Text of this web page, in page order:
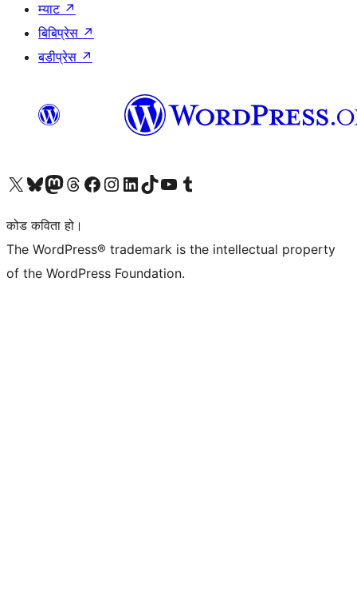
म्याट ↗
बिबिप्रेस ↗
बडीप्रेस ↗
हाम्रो X (पहिले ट्विटर) खातामा जानुहोस्
हाम्रो Bluesky खाता भ्रमण गर्नुहोस्
हाम्रो म्यास्टोडन खाता भ्रमण गर्नुहोस्
हाम्रो थ्रेड्स खातामा जानुहोस्
हाम्रो फेसबुक पेजमा जानुहोस्
हाम्रो इन्स्टाग्राम खातामा जानुहोस्
हाम्रो लिङ्क्डइन खातामा जानुहोस्
हाम्रो TikTok खाता भ्रमण गर्नुहोस्
हाम्रो युट्युब च्यानलमा जानुहोस्
हाम्रो टम्बलर खाता भ्रमण गर्नुहोस्
कोड कविता हो।
The WordPress® trademark is the intellectual property
of the WordPress Foundation.